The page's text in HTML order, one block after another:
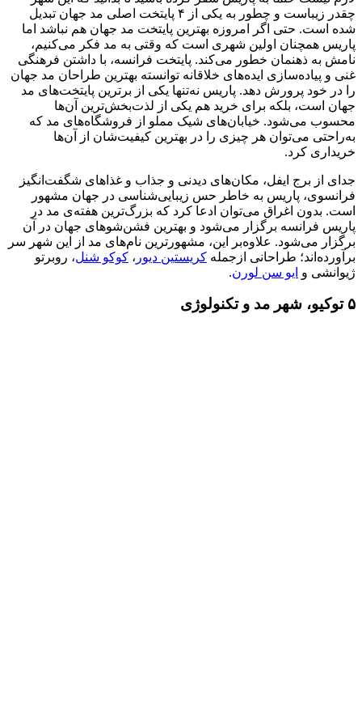
چقدر زیباست و چطور به یکی از ۴ پایتخت اصلی مد جهان تبدیل
‌شده است. حتی اگر امروزه بهترین پایتخت مد جهان هم نباشد اما
پاریس همچنان اولین شهری است که وقتی به مد فکر می‌کنیم،
نامش به‌ ذهنمان خطور می‌کند. پایتخت فرانسه، با داشتن فرهنگی
غنی و پیاده‌سازی ایده‌های خلاقانه توانسته بهترین طراحان مد جهان
را در خود پرورش دهد. پاریس نه‌‍‌تنها یکی از برترین پایتخت‌های مد
جهان است، بلکه برای خرید هم یکی از لذت‌بخش‌ترین آن‌ها
محسوب می‌شود. خیابان‌های شیک مملو از فروشگاه‌های مد که
به‌راحتی می‌توان هر چیزی را در بهترین کیفیت‌شان از آن‌ها
خریداری کرد.
جدای از برج ایفل، مکان‌های دیدنی و جذاب و غذاهای شگفت‌انگیز
فرانسوی، پاریس به خاطر حس زیبایی‌شناسی در جهان مشهور
است. بدون اغراق می‌توان ادعا کرد که بزرگ‌ترین هفته‌ی مد در
پاریس فرانسه برگزار می‌شود و بهترین فشن‌شوهای جهان در آن
برگزار می‌شود. علاوه‌بر این، مشهورترین نام‌های مد از این شهر سر
برآورده‌اند؛ طراحانی ازجمله کریستین دیور ، کوکو شنل، روبرتو
ژیوانشی و ایو سن لورن.
۵ توکیو، شهر مد و تکنولوژی